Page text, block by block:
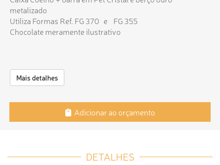
metalizado
Utiliza Formas Ref. FG 370 e FG 355
Chocolate meramente ilustrativo
Mais detalhes
Adicionar ao orçamento
DETALHES